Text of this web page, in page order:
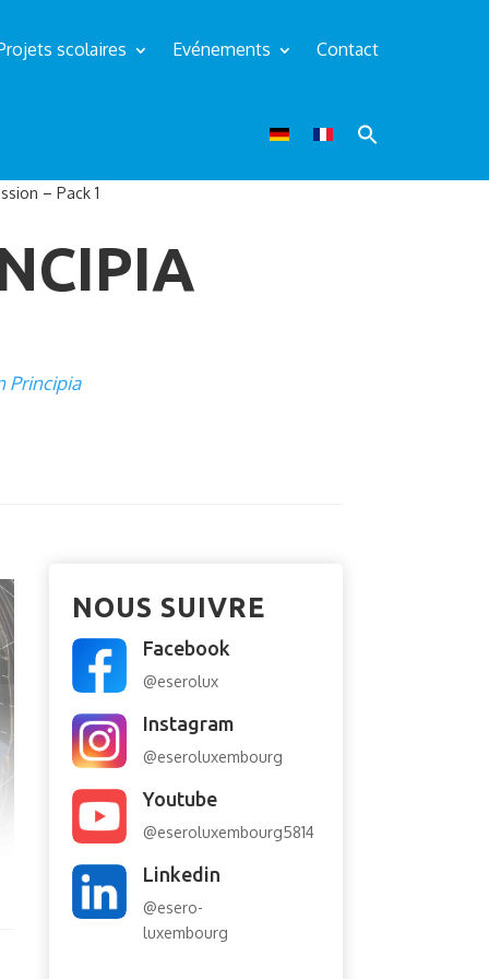
scolaires Evénements Contact
– Pack 1
Principia
NOUS SUIVRE
Facebook
@eserolux
Instagram
@eseroluxembourg
Youtube
@eseroluxembourg5814
Linkedin
@esero-
luxembourg